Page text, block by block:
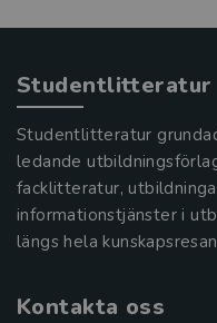
Studentlitteratur
Studentlitteratur
ledande
facklitteratur,
informationstjänster i
längs hela
Kontakta oss